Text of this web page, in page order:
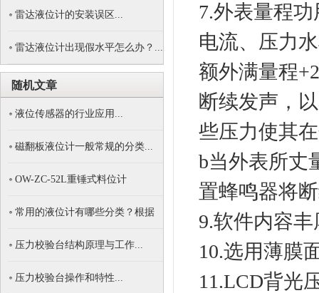
雷达液位计的安装误区...
雷达液位计出现假水平怎么办？...
随机文章
液位传感器的行业应用...
磁翻板液位计一般常规的分类...
OW-ZC-52L重锤式料位计
常用的液位计有哪些分类？根据
压力校验台结构原理与工作...
压力校验台操作和特性...
7.外表量程
电流、压力
额外满量程
断续发声，
些压力使其
b当外表所丈
置蜂鸣器将
9.软件内容
10.选用薄膜
11.LCD背光